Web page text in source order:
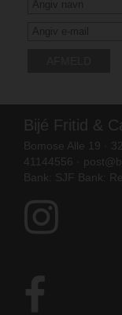
Bijé Fritid &
Bomose Alle 19 ·
41144556 ·
Bank: SJF Bank: